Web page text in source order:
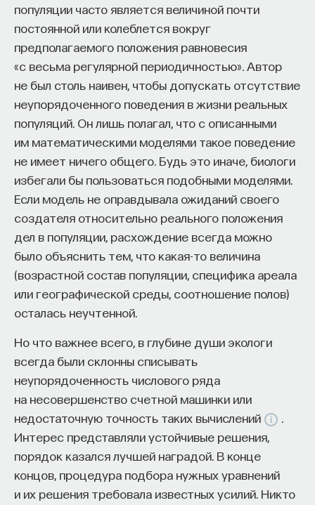
популяции часто является величиной почти
постоянной или колеблется вокруг
предполагаемого положения равновесия
«с весьма регулярной периодичностью». Автор
не был столь наивен, чтобы допускать отсутствие
неупорядоченного поведения в жизни реальных
популяций. Он лишь полагал, что с описанными
им математическими моделями такое поведение
не имеет ничего общего. Будь это иначе, биологи
избегали бы пользоваться подобными моделями.
Если модель не оправдывала ожиданий своего
создателя относительно реального положения
дел в популяции, расхождение всегда можно
было объяснить тем, что какая-то величина
(возрастной состав популяции, специфика ареала
или географической среды, соотношение полов)
осталась неучтенной.
Но что важнее всего, в глубине души экологи
всегда были склонны списывать
неупорядоченность числового ряда
на несовершенство счетной машинки или
недостаточную точность таких вычислений
Интерес представляли устойчивые решения,
порядок казался лучшей наградой. В конце
концов, процедура подбора нужных уравнений
и их решения требовала известных усилий. Никто